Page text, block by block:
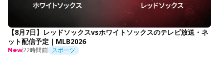
【8月7日】レッドソックスvsホワイトソックスのテレビ放送・ネ
ット配信予定｜MLB2026
New22時間前 スポーツ